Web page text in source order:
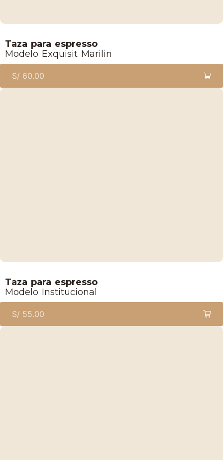
Taza para espresso
Modelo Exquisit Marilin
S/ 60.00
Taza para espresso
Modelo Institucional
S/ 55.00